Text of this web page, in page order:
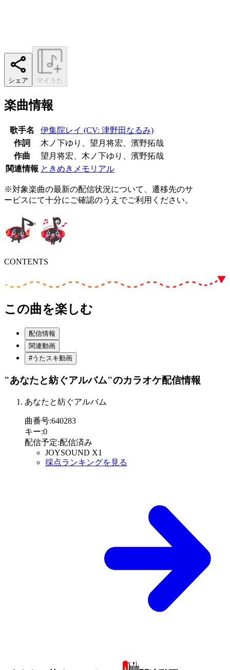
シェア マイうた
楽曲情報
歌手名
伊集院レイ (CV: 津野田なるみ)
作詞
木ノ下ゆり、望月将宏、濱野拓哉
作曲
望月将宏、木ノ下ゆり、濱野拓哉
関連情報 ときめきメモリアル
※対象楽曲の最新の配信状況について、遷移先のサ
ービスにて十分にご確認のうえでご利用ください。
CONTENTS
この曲を楽しむ
配信情報
関連動画
#うたスキ動画
"あなたと紡ぐアルバム"のカラオケ配信情報
あなたと紡ぐアルバム
曲番号:640283
キー:0
配信予定:配信済み
JOYSOUND X1
採点ランキングを見る